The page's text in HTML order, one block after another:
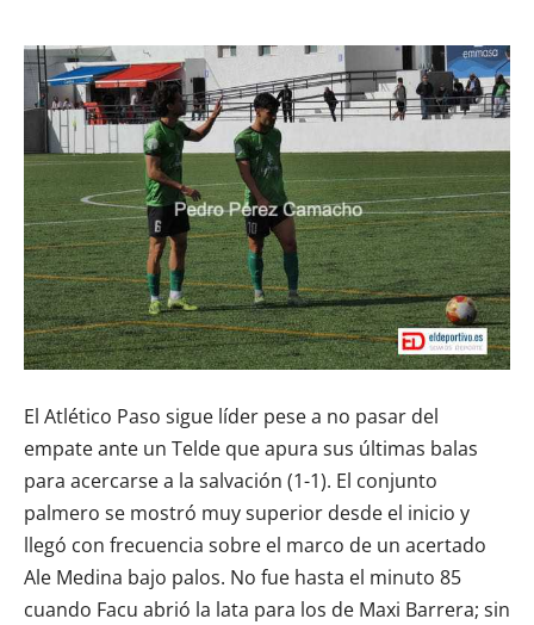
El Atlético Paso sigue líder pese a no pasar del
empate ante un Telde que apura sus últimas balas
para acercarse a la salvación (1-1). El conjunto
palmero se mostró muy superior desde el inicio y
llegó con frecuencia sobre el marco de un acertado
Ale Medina bajo palos. No fue hasta el minuto 85
cuando Facu abrió la lata para los de Maxi Barrera; sin